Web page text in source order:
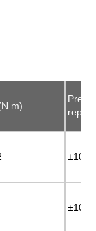
±10%
±10%
±10%
±10%